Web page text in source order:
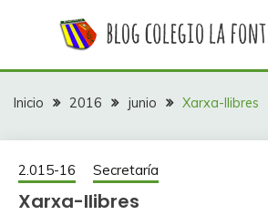
COLEGIO LA
FONTAINE
colegio La Fontaine
Inicio 2016 junio Xarxa-llibres
2.015-16 Secretaría
Xarxa-llibres